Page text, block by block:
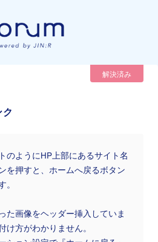
解決済み
のようにHP上部にあるサイト名
を押すと、ホームへ戻るボタン
た画像をヘッダー挿入していま
け方がわかりません。